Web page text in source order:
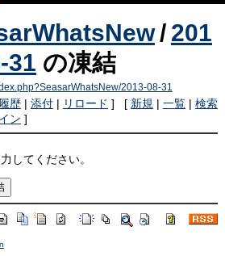
/ 201
31 の凍結
2013-08-31
履歴| 添付| リロード ] [ 新規 | 一覧| 検索
ン ]
してください。